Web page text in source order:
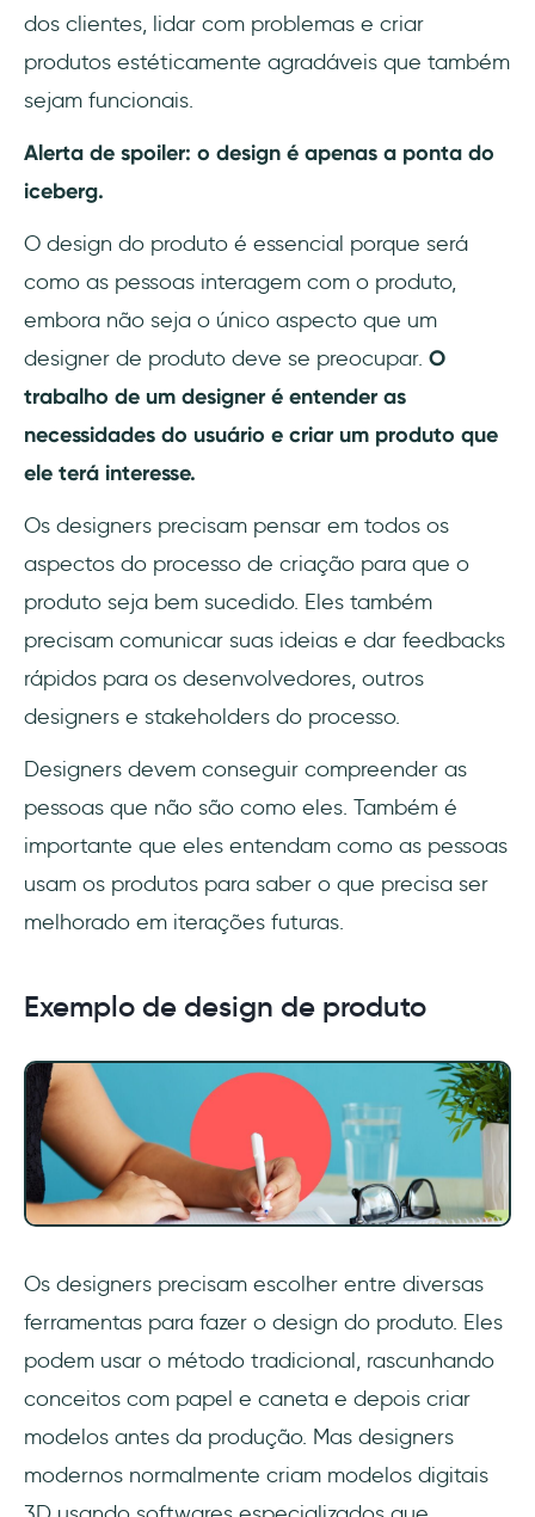
dos clientes, lidar com problemas e criar
produtos estéticamente agradáveis que também
sejam funcionais.
Alerta de spoiler: o design é apenas a ponta do
iceberg.
O design do produto é essencial porque será
como as pessoas interagem com o produto,
embora não seja o único aspecto que um
designer de produto deve se preocupar. O
trabalho de um designer é entender as
necessidades do usuário e criar um produto que
ele terá interesse.
Os designers precisam pensar em todos os
aspectos do processo de criação para que o
produto seja bem sucedido. Eles também
precisam comunicar suas ideias e dar feedbacks
rápidos para os desenvolvedores, outros
designers e stakeholders do processo.
Designers devem conseguir compreender as
pessoas que não são como eles. Também é
importante que eles entendam como as pessoas
usam os produtos para saber o que precisa ser
melhorado em iterações futuras.
Exemplo de design de produto
Os designers precisam escolher entre diversas
ferramentas para fazer o design do produto. Eles
podem usar o método tradicional, rascunhando
conceitos com papel e caneta e depois criar
modelos antes da produção. Mas designers
modernos normalmente criam modelos digitais